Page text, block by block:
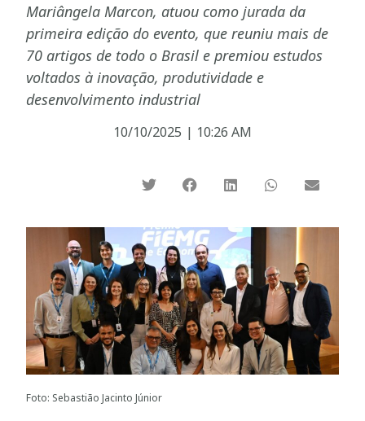
Mariângela Marcon, atuou como jurada da
primeira edição do evento, que reuniu mais de
70 artigos de todo o Brasil e premiou estudos
voltados à inovação, produtividade e
desenvolvimento industrial
10/10/2025 | 10:26 AM
Foto: Sebastião Jacinto Júnior